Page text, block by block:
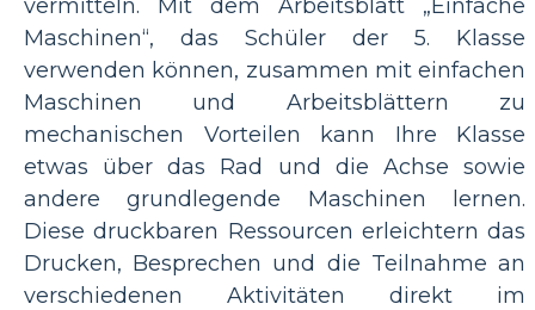
vermitteln. Mit dem Arbeitsblatt „Einfache
Maschinen“, das Schüler der 5. Klasse
verwenden können, zusammen mit einfachen
Maschinen und Arbeitsblättern zu
mechanischen Vorteilen kann Ihre Klasse
etwas über das Rad und die Achse sowie
andere grundlegende Maschinen lernen.
Diese druckbaren Ressourcen erleichtern das
Drucken, Besprechen und die Teilnahme an
verschiedenen Aktivitäten direkt im